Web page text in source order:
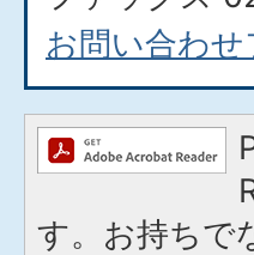
お問い合わ
す。お持ちで